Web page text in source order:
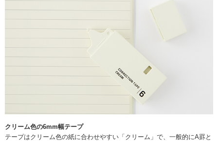
クリーム色の6mm幅テープ
テープはクリーム色の紙に合わせやすい「クリーム」で、一般的にA罫と